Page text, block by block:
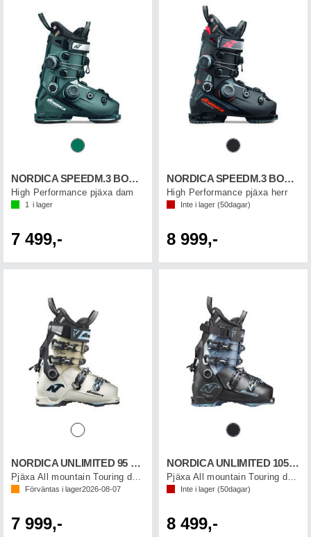
NORDICA SPEEDM.3 BOA DD 105WGW
High Performance pjäxa dam
1 i lager
7 499,-
NORDICA SPEEDM.3 BOA DD 130 GW
High Performance pjäxa herr
Inte i lager (50dagar)
8 999,-
NORDICA UNLIMITED 95 W DYN
Pjäxa All mountain Touring dam
Förväntas i lager2026-08-07
7 999,-
NORDICA UNLIMITED 105 W DYN
Pjäxa All mountain Touring dam
Inte i lager (50dagar)
8 499,-